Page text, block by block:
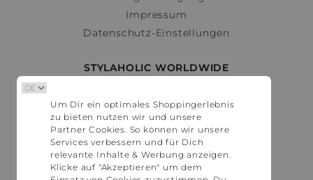
Impressum
Datenschutz-Einstellungen
STYLAHOLIC WORLDWIDE
Österreich
Schweiz
France
United States
Um Dir ein optimales Shoppingerlebnis
zu bieten nutzen wir und unsere
Partner Cookies. So können wir unsere
Services verbessern und für Dich
relevante Inhalte & Werbung anzeigen.
Klicke auf "Akzeptieren" um dem